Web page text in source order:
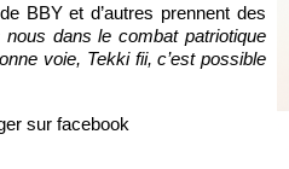
BBY et d’autres prennent des
dans le combat patriotique
voie, Tekki fii, c’est possible
sur facebook